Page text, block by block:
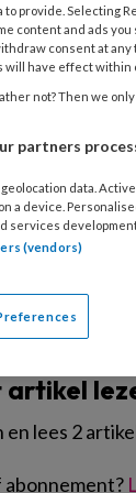
Het
de
Een
lees 2
to provide. Selecting
content and ads
consent at any
will have effect within
not? Then we
partners
data.
a device.
services
(vendors)